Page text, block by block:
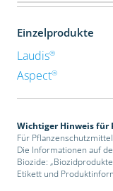
Einzelprodukte
Laudis®
Aspect®
Wichtiger Hinweis für
Für
Die Informationen auf
Biozide:
Etikett und